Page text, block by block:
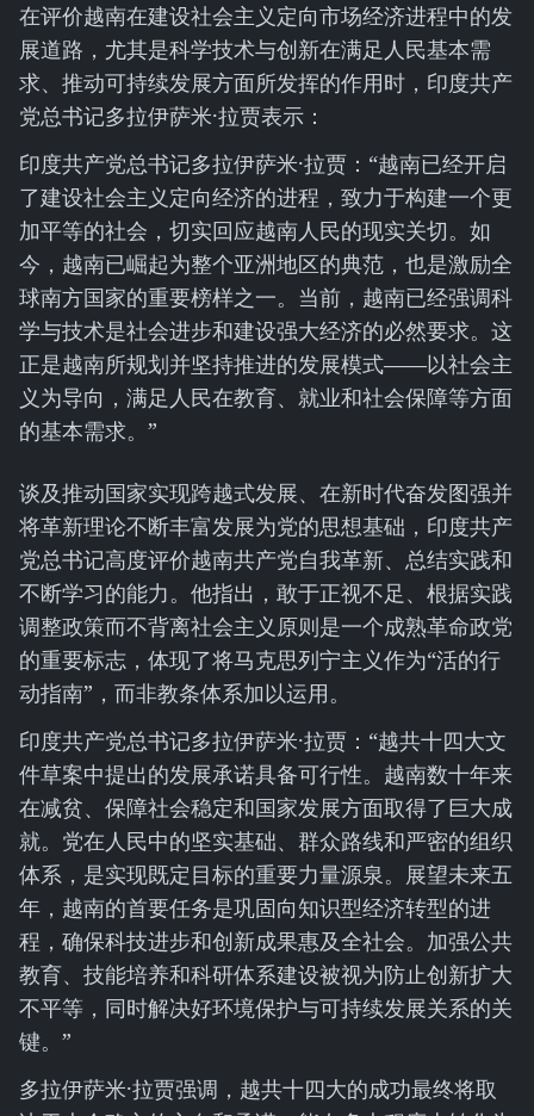
在评价越南在建设社会主义定向市场经济进程中的发
展道路，尤其是科学技术与创新在满足人民基本需
求、推动可持续发展方面所发挥的作用时，印度共产
党总书记多拉伊萨米·拉贾表示：
印度共产党总书记多拉伊萨米·拉贾：“越南已经开启
了建设社会主义定向经济的进程，致力于构建一个更
加平等的社会，切实回应越南人民的现实关切。如
今，越南已崛起为整个亚洲地区的典范，也是激励全
球南方国家的重要榜样之一。当前，越南已经强调科
学与技术是社会进步和建设强大经济的必然要求。这
正是越南所规划并坚持推进的发展模式——以社会主
义为导向，满足人民在教育、就业和社会保障等方面
的基本需求。”
谈及推动国家实现跨越式发展、在新时代奋发图强并
将革新理论不断丰富发展为党的思想基础，印度共产
党总书记高度评价越南共产党自我革新、总结实践和
不断学习的能力。他指出，敢于正视不足、根据实践
调整政策而不背离社会主义原则是一个成熟革命政党
的重要标志，体现了将马克思列宁主义作为“活的行
动指南”，而非教条体系加以运用。
印度共产党总书记多拉伊萨米·拉贾：“越共十四大文
件草案中提出的发展承诺具备可行性。越南数十年来
在减贫、保障社会稳定和国家发展方面取得了巨大成
就。党在人民中的坚实基础、群众路线和严密的组织
体系，是实现既定目标的重要力量源泉。展望未来五
年，越南的首要任务是巩固向知识型经济转型的进
程，确保科技进步和创新成果惠及全社会。加强公共
教育、技能培养和科研体系建设被视为防止创新扩大
不平等，同时解决好环境保护与可持续发展关系的关
键。”
多拉伊萨米·拉贾强调，越共十四大的成功最终将取